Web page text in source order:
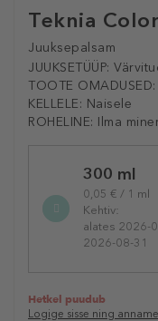
Teknia
Juuksepalsam
JUUKSETÜÜP:
TOOTE OMADUSED:
KELLELE: Naisele
ROHELINE: Ilma
variation300 ml
0,05 € / 1 ml
Kehtiv:
alates 2026-
2026-08-31
Hetkel puudub
Logige sisse ning